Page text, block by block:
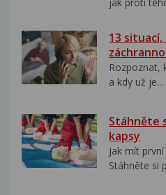
13
Rozpoznat,
a kdy už je...
Stáhněte
kapsy
Jak mít
Stáhněte si